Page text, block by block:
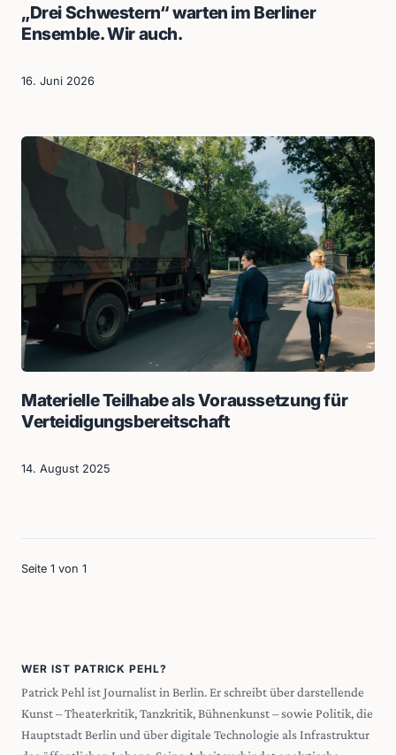
„Drei Schwestern“ warten im Berliner
Ensemble. Wir auch.
16. Juni 2026
Materielle Teilhabe als Voraussetzung für
Verteidigungsbereitschaft
14. August 2025
Seite 1 von 1
WER IST PATRICK PEHL?
Patrick Pehl ist Journalist in Berlin. Er schreibt über darstellende
Kunst – Theaterkritik, Tanzkritik, Bühnenkunst – sowie Politik, die
Hauptstadt Berlin und über digitale Technologie als Infrastruktur